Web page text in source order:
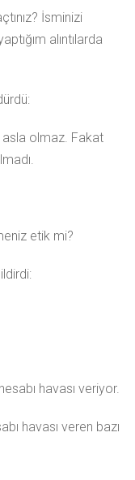
İsminizi
alıntılarda
asla olmaz. Fakat
etik mi?
havası veriyor.
havası veren bazı